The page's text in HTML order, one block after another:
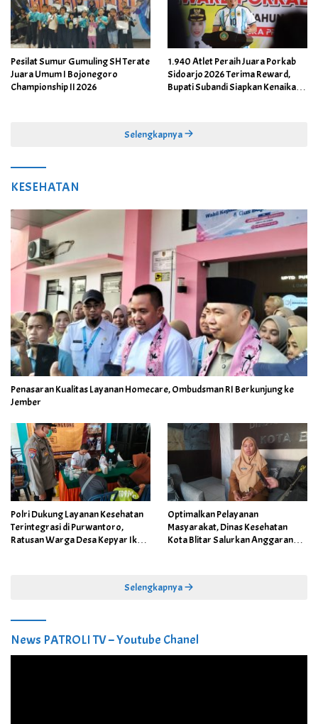
Pesilat Sumur Gumuling SH Terate
Juara Umum I Bojonegoro
Championship II 2026
1.940 Atlet Peraih Juara Porkab
Sidoarjo 2026 Terima Reward,
Bupati Subandi Siapkan Kenaikan
Selengkapnya
KESEHATAN
Penasaran Kualitas Layanan Homecare, Ombudsman RI Berkunjung ke
Jember
Polri Dukung Layanan Kesehatan
Terintegrasi di Purwantoro,
Ratusan Warga Desa Kepyar Ikuti
Optimalkan Pelayanan
Masyarakat, Dinas Kesehatan
Kota Blitar Salurkan Anggaran
Selengkapnya
News PATROLI TV – Youtube Chanel